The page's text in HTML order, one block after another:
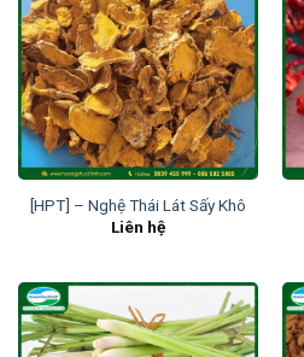
[HPT] – Nghệ Thái Lát Sấy Khô
Liên hệ